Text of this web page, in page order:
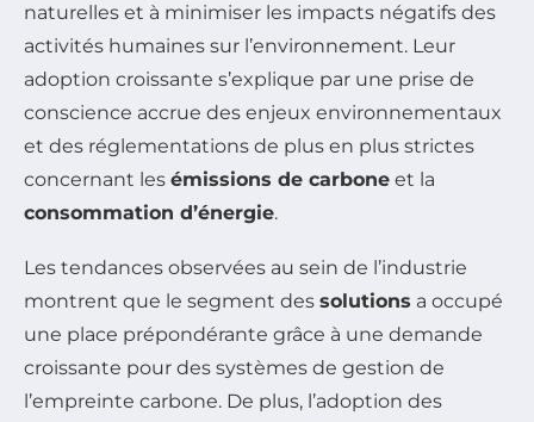
naturelles et à minimiser les impacts négatifs des
activités humaines sur l’environnement. Leur
adoption croissante s’explique par une prise de
conscience accrue des enjeux environnementaux
et des réglementations de plus en plus strictes
concernant les émissions de carbone et la
consommation d’énergie.
Les tendances observées au sein de l’industrie
montrent que le segment des solutions a occupé
une place prépondérante grâce à une demande
croissante pour des systèmes de gestion de
l’empreinte carbone. De plus, l’adoption des